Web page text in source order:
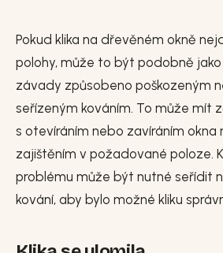
Pokud klika na dřevěném okně
polohy, může to být podobně
závady způsobeno poškozeným
seřízeným kováním. To může mít
s otevíráním nebo zavíráním okna
zajištěním v požadované poloze.
problému může být nutné seřídit
kování, aby bylo možné kliku